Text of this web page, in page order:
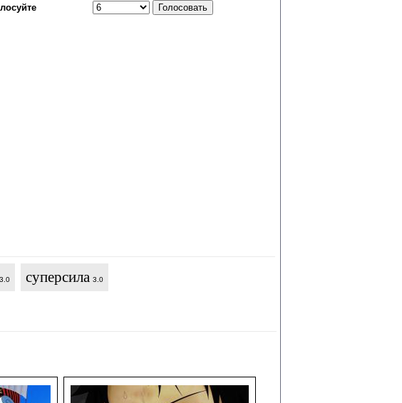
3.0 суперсила 3.0